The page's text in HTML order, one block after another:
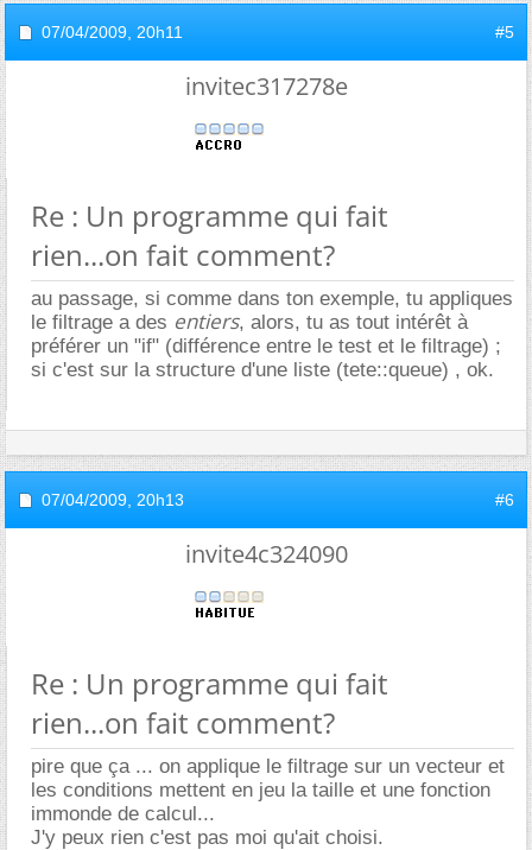
07/04/2009, 20h11 #5
invitec317278e
Re : Un programme qui fait
rien...on fait comment?
au passage, si comme dans ton exemple, tu appliques
le filtrage a des entiers, alors, tu as tout intérêt à
préférer un "if" (différence entre le test et le filtrage) ;
si c'est sur la structure d'une liste (tete::queue) , ok.
07/04/2009, 20h13 #6
invite4c324090
Re : Un programme qui fait
rien...on fait comment?
pire que ça ... on applique le filtrage sur un vecteur et
les conditions mettent en jeu la taille et une fonction
immonde de calcul...
J'y peux rien c'est pas moi qu'ait choisi.